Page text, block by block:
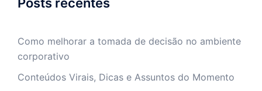
Como melhorar a tomada de decisão no ambiente
corporativo
Conteúdos Virais, Dicas e Assuntos do Momento